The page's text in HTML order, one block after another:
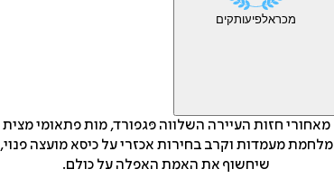
מכראלפיעותקים
מאחורי חזות העיירה השלווה פּגפורד, מות פתאומי מצית
מלחמת מעמדות וקרב בחירות אכזרי על כיסא מועצה פנוי,
שיחשוף את האמת האפלה על כולם.